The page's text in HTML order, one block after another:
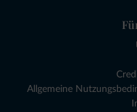
Allgemeine